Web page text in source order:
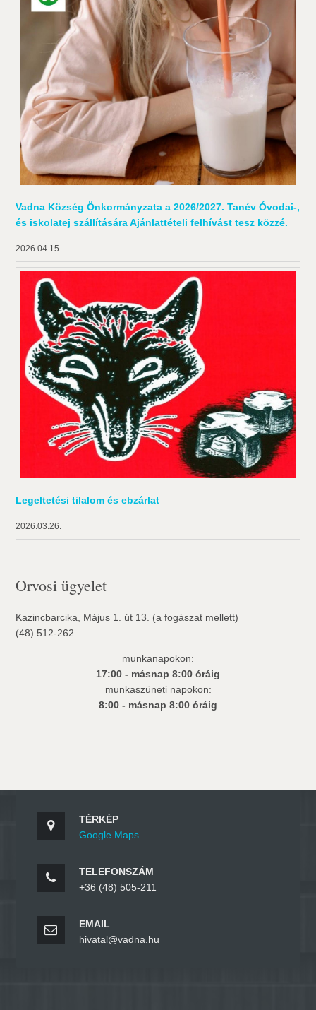
Vadna Község Önkormányzata a 2026/2027. Tanév Óvodai-,
és iskolatej szállítására Ajánlattételi felhívást tesz közzé.
2026.04.15.
Legeltetési tilalom és ebzárlat
2026.03.26.
Orvosi ügyelet
Kazincbarcika, Május 1. út 13. (a fogászat mellett)
(48) 512-262
munkanapokon:
17:00 - másnap 8:00 óráig
munkaszüneti napokon:
8:00 - másnap 8:00 óráig
TÉRKÉP
Google Maps
TELEFONSZÁM
+36 (48) 505-211
EMAIL
hivatal@vadna.hu